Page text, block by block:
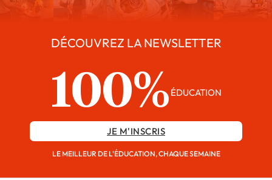
DÉCOUVREZ LA NEWSLETTER
100% ÉDUCATION
JE M'INSCRIS
LE MEILLEUR DE L'ÉDUCATION, CHAQUE SEMAINE